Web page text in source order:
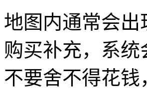
地图内通常会
购买补充，系
不要舍不得花